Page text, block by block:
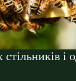
стільників і